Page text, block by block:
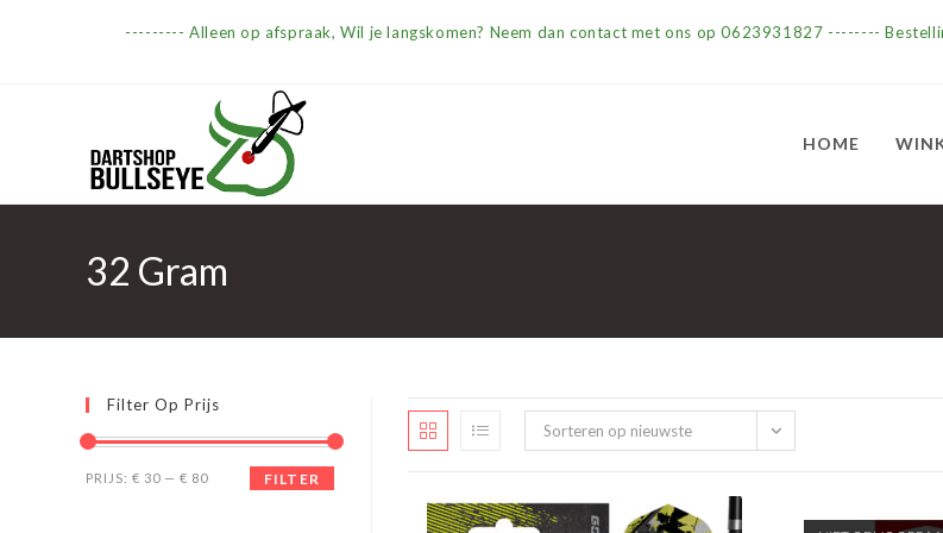
--------- Alleen op afspraak, Wil je langskomen? Neem dan contact met ons op 0623931827 --------
HOME
32 Gram
Filter Op Prijs
Min.
Max.
FILTER
PRIJS: € 30 — € 80
Sorteren op nieuwste